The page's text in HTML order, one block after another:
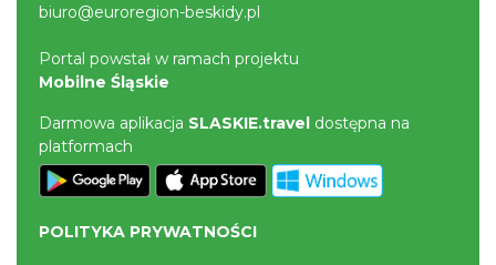
biuro@euroregion-beskidy.pl
Portal powstał w ramach projektu
Mobilne Śląskie
Darmowa aplikacja SLASKIE.travel dostępna na
platformach
POLITYKA PRYWATNOŚCI